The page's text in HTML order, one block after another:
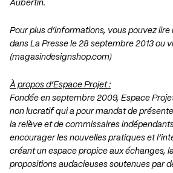
Aubertin.
Pour plus d’informations, vous pouvez lire
dans La Presse le 28 septembre 2013 ou
(magasindesignshop.com)
À propos d’Espace Projet :
Fondée en septembre 2009, Espace
non lucratif qui a pour mandat de
la relève et de commissaires
encourager les nouvelles pratiques et
créant un espace propice aux échanges,
propositions audacieuses soutenues par